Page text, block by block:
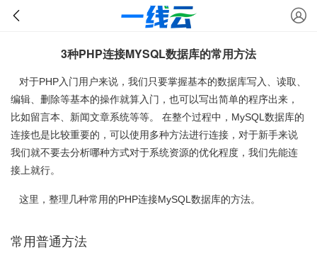
3种PHP连接MYSQL数据库的常用方法
对于PHP入门用户来说，我们只要掌握基本的数据库写入、读取、
编辑、删除等基本的操作就算入门，也可以写出简单的程序出来，
比如留言本、新闻文章系统等等。 在整个过程中，MySQL数据库的
连接也是比较重要的，可以使用多种方法进行连接，对于新手来说
我们就不要去分析哪种方式对于系统资源的优化程度，我们先能连
接上就行。
这里，整理几种常用的PHP连接MySQL数据库的方法。
常用普通方法